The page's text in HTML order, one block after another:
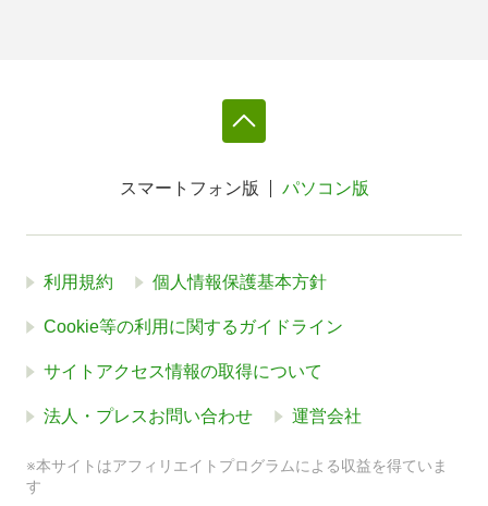
スマートフォン版 パソコン版
利用規約 個人情報保護基本方針
Cookie等の利用に関するガイドライン
サイトアクセス情報の取得について
法人・プレスお問い合わせ 運営会社
※本サイトはアフィリエイトプログラムによる収益を得ていま
す